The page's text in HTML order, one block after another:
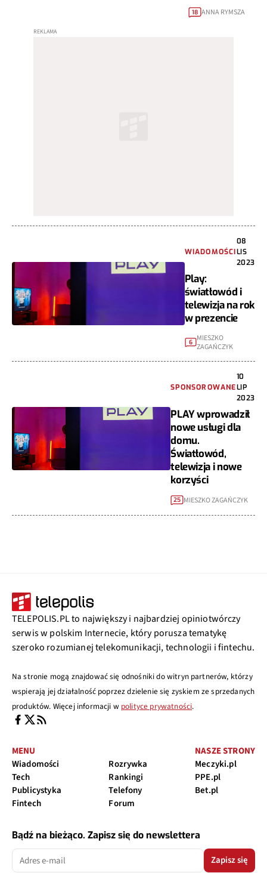
18 ANNA RYMSZA
WIADOMOŚCI
08
LIS
2023
Play:
światłowód i
telewizja na rok
w prezencie
6 MIESZKO
ZAGAŃCZYK
SPONSOROWANE
10
LIP
2023
PLAY wprowadził
nowe usługi dla
domu.
Światłowód,
telewizja i nowe
korzyści
25 MIESZKO ZAGAŃCZYK
TELEPOLIS.PL to największy i najbardziej opiniotwórczy
serwis w polskim Internecie, który porusza tematykę
szeroko rozumianej telekomunikacji, technologii i fintechu.
Na stronie mogą znajdować się odnośniki do witryn partnerów, którzy
wspierają jej działalność poprzez dzielenie się zyskiem ze sprzedanych
produktów. Więcej informacji w polityce prywatności.
MENU
Wiadomości
Tech
Publicystyka
Fintech
Rozrywka
Rankingi
Telefony
Forum
NASZE STRONY
Meczyki.pl
PPE.pl
Bet.pl
Bądź na bieżąco. Zapisz się do newslettera
Zapisz się